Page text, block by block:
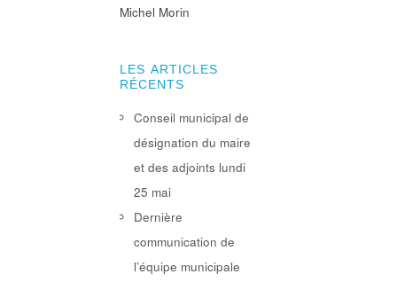
Michel Morin
LES ARTICLES
RÉCENTS
Conseil municipal de
désignation du maire
et des adjoints lundi
25 mai
Dernière
communication de
l’équipe municipale